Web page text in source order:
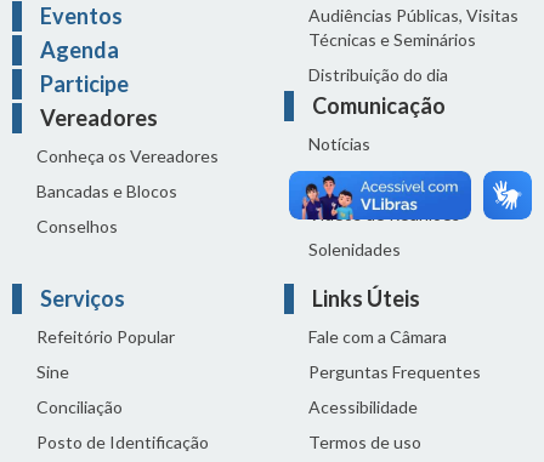
Eventos
Agenda
Participe
Vereadores
Conheça os Vereadores
Bancadas e Blocos
Conselhos
Audiências Públicas, Visitas
Técnicas e Seminários
Distribuição do dia
Comunicação
Notícias
Sala de Imprensa
Vídeos de Reuniões
Solenidades
Serviços
Refeitório Popular
Sine
Conciliação
Posto de Identificação
Links Úteis
Fale com a Câmara
Perguntas Frequentes
Acessibilidade
Termos de uso